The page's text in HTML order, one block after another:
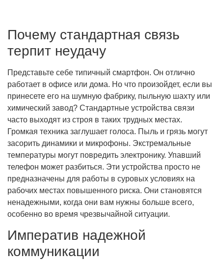
Почему стандартная связь
терпит неудачу
Представьте себе типичный смартфон. Он отлично
работает в офисе или дома. Но что произойдет, если вы
принесете его на шумную фабрику, пыльную шахту или
химический завод? Стандартные устройства связи
часто выходят из строя в таких трудных местах.
Громкая техника заглушает голоса. Пыль и грязь могут
засорить динамики и микрофоны. Экстремальные
температуры могут повредить электронику. Упавший
телефон может разбиться. Эти устройства просто не
предназначены для работы в суровых условиях на
рабочих местах повышенного риска. Они становятся
ненадежными, когда они вам нужны больше всего,
особенно во время чрезвычайной ситуации.
Императив надежной
коммуникации